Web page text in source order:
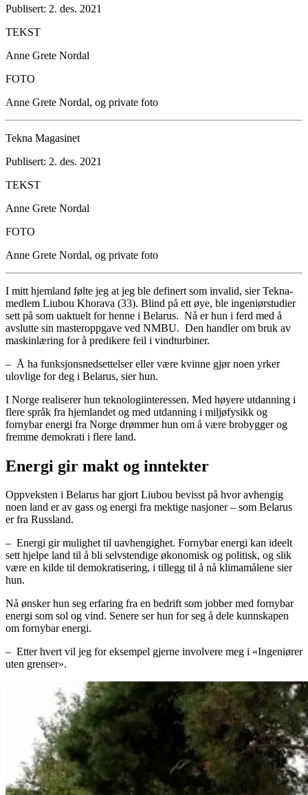
Publisert: 2. des. 2021
TEKST
Anne Grete Nordal
FOTO
Anne Grete Nordal, og private foto
Tekna Magasinet
Publisert: 2. des. 2021
TEKST
Anne Grete Nordal
FOTO
Anne Grete Nordal, og private foto
I mitt hjemland følte jeg at jeg ble definert som invalid, sier Tekna-
medlem Liubou Khorava (33). Blind på ett øye, ble ingeniørstudier
sett på som uaktuelt for henne i Belarus. Nå er hun i ferd med å
avslutte sin masteroppgave ved NMBU. Den handler om bruk av
maskinlæring for å predikere feil i vindturbiner.
– Å ha funksjonsnedsettelser eller være kvinne gjør noen yrker
ulovlige for deg i Belarus, sier hun.
I Norge realiserer hun teknologiinteressen. Med høyere utdanning i
flere språk fra hjemlandet og med utdanning i miljøfysikk og
fornybar energi fra Norge drømmer hun om å være brobygger og
fremme demokrati i flere land.
Energi gir makt og inntekter
Oppveksten i Belarus har gjort Liubou bevisst på hvor avhengig
noen land er av gass og energi fra mektige nasjoner – som Belarus
er fra Russland.
– Energi gir mulighet til uavhengighet. Fornybar energi kan ideelt
sett hjelpe land til å bli selvstendige økonomisk og politisk, og slik
være en kilde til demokratisering, i tillegg til å nå klimamålene sier
hun.
Nå ønsker hun seg erfaring fra en bedrift som jobber med fornybar
energi som sol og vind. Senere ser hun for seg å dele kunnskapen
om fornybar energi.
– Etter hvert vil jeg for eksempel gjerne involvere meg i «Ingeniører
uten grenser».